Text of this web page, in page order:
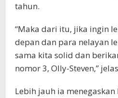
tahun.
“Maka dari itu, jika ingin
depan dan para nelayan
sama kita solid dan
nomor 3, Olly-Steven,”
Lebih jauh ia menegaskan